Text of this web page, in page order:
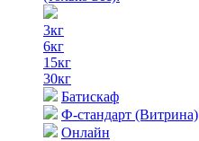
3кг
6кг
15кг
30кг
Батискаф
Ф-стандарт (Витрина)
Онлайн